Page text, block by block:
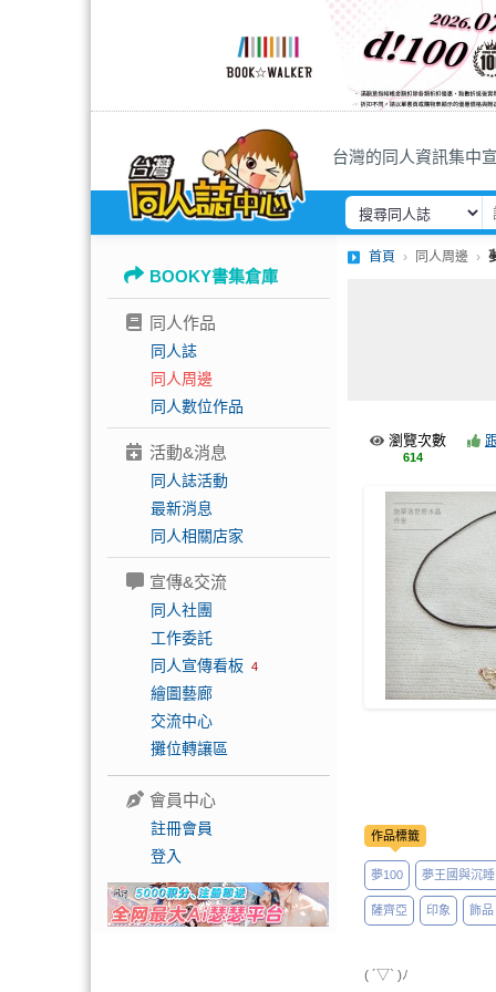
台灣的同人資訊集中
BOOKY書集倉庫
同人作品
同人誌
同人周邊
同人數位作品
活動&消息
同人誌活動
最新消息
同人相關店家
宣傳&交流
同人社團
工作委託
同人宣傳看板 4
繪圖藝廊
交流中心
攤位轉讓區
會員中心
註冊會員
登入
首頁 同人周邊
瀏覽次數
614
作品標籤
夢100 夢王國與沉
薩齊亞 印象 飾品
( ´▽` )ﾉ